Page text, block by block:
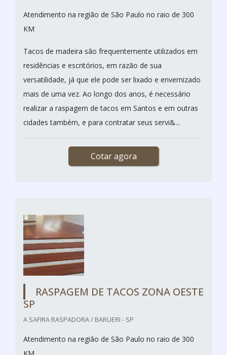
Atendimento na região de São Paulo no raio de 300
KM
Tacos de madeira são frequentemente utilizados em
residências e escritórios, em razão de sua
versatilidade, já que ele pode ser lixado e envernizado
mais de uma vez. Ao longo dos anos, é necessário
realizar a raspagem de tacos em Santos e em outras
cidades também, e para contratar seus servi&...
Cotar agora
RASPAGEM DE TACOS ZONA OESTE
SP
A SAFIRA RASPADORA / BARUERI - SP
Atendimento na região de São Paulo no raio de 300
KM